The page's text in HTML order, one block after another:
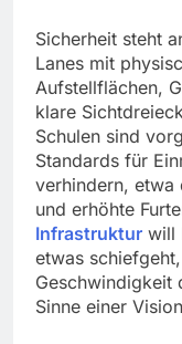
Sicherheit steht
Lanes mit
Aufstellflächen,
klare
Schulen sind
Standards für
verhindern, etwa
und erhöhte
Infrastruktur will
etwas
Geschwindigkeit
Sinne einer